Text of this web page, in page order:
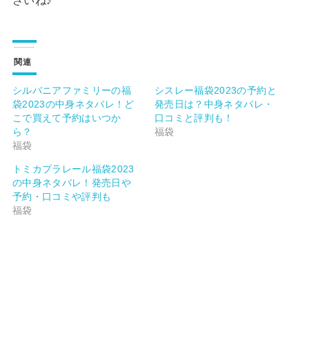
関連
シルバニアファミリーの福
袋2023の中身ネタバレ！ど
こで買えて予約はいつか
ら？
福袋
シスレー福袋2023の予約と
発売日は？中身ネタバレ・
口コミと評判も！
福袋
トミカプラレール福袋2023
の中身ネタバレ！発売日や
予約・口コミや評判も
福袋